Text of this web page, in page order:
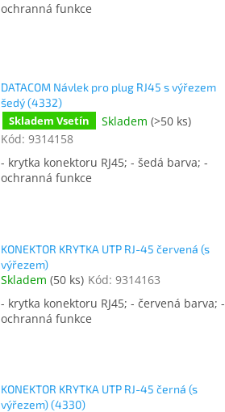
ochranná funkce
DATACOM Návlek pro plug RJ45 s výřezem
šedý (4332)
Skladem Vsetín Skladem (>50 ks)
Kód: 9314158
- krytka konektoru RJ45; - šedá barva; -
ochranná funkce
KONEKTOR KRYTKA UTP RJ-45 červená (s
výřezem)
Skladem (50 ks) Kód: 9314163
- krytka konektoru RJ45; - červená barva; -
ochranná funkce
KONEKTOR KRYTKA UTP RJ-45 černá (s
výřezem) (4330)